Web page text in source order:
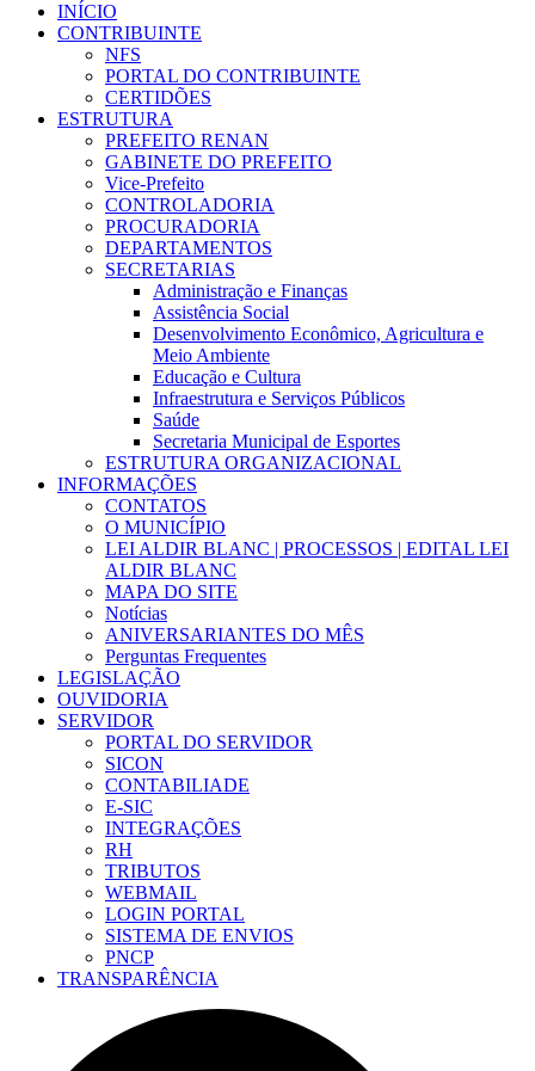
INÍCIO
CONTRIBUINTE
NFS
PORTAL DO CONTRIBUINTE
CERTIDÕES
ESTRUTURA
PREFEITO RENAN
GABINETE DO PREFEITO
Vice-Prefeito
CONTROLADORIA
PROCURADORIA
DEPARTAMENTOS
SECRETARIAS
Administração e Finanças
Assistência Social
Desenvolvimento Econômico, Agricultura e
Meio Ambiente
Educação e Cultura
Infraestrutura e Serviços Públicos
Saúde
Secretaria Municipal de Esportes
ESTRUTURA ORGANIZACIONAL
INFORMAÇÕES
CONTATOS
O MUNICÍPIO
LEI ALDIR BLANC | PROCESSOS | EDITAL LEI
ALDIR BLANC
MAPA DO SITE
Notícias
ANIVERSARIANTES DO MÊS
Perguntas Frequentes
LEGISLAÇÃO
OUVIDORIA
SERVIDOR
PORTAL DO SERVIDOR
SICON
CONTABILIADE
E-SIC
INTEGRAÇÕES
RH
TRIBUTOS
WEBMAIL
LOGIN PORTAL
SISTEMA DE ENVIOS
PNCP
TRANSPARÊNCIA